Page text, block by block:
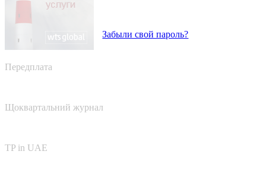
Забыли свой пароль?
Передплата
Щоквартальний журнал
TP in UAE